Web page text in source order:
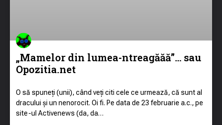
„Mamelor din lumea-ntreagăăă”… sau
Opozitia.net
O să spuneți (unii), când veți citi cele ce urmează, că sunt al
dracului și un nenorocit. Oi fi. Pe data de 23 februarie a.c., pe
site-ul Activenews (da, da…